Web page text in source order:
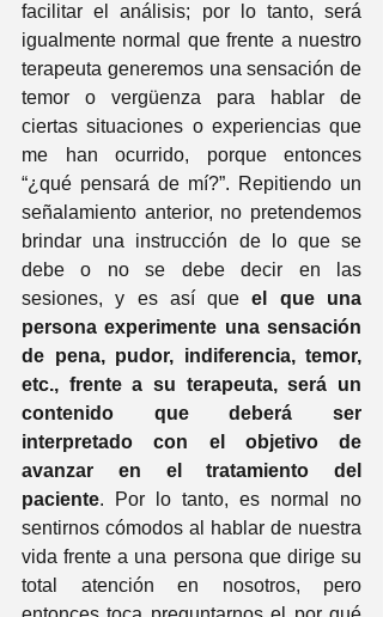
facilitar el análisis; por lo tanto, será
igualmente normal que frente a nuestro
terapeuta generemos una sensación de
temor o vergüenza para hablar de
ciertas situaciones o experiencias que
me han ocurrido, porque entonces
“¿qué pensará de mí?”. Repitiendo un
señalamiento anterior, no pretendemos
brindar una instrucción de lo que se
debe o no se debe decir en las
sesiones, y es así que el que una
persona experimente una sensación
de pena, pudor, indiferencia, temor,
etc., frente a su terapeuta, será un
contenido que deberá ser
interpretado con el objetivo de
avanzar en el tratamiento del
paciente. Por lo tanto, es normal no
sentirnos cómodos al hablar de nuestra
vida frente a una persona que dirige su
total atención en nosotros, pero